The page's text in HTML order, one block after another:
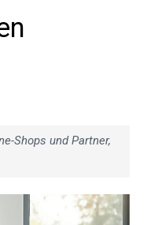
Shops und Partner,